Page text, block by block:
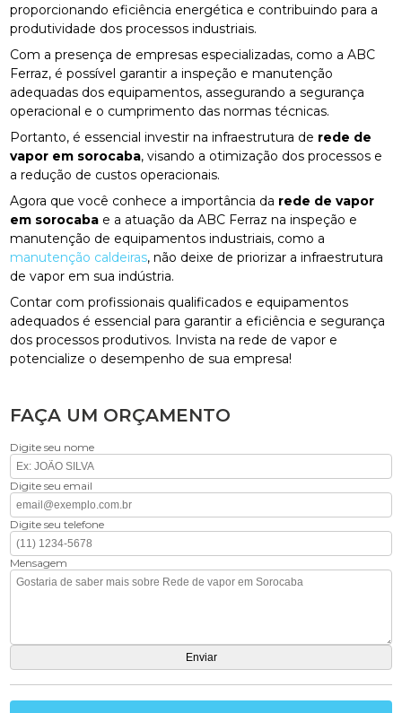
proporcionando eficiência energética e contribuindo para a
produtividade dos processos industriais.
Com a presença de empresas especializadas, como a ABC
Ferraz, é possível garantir a inspeção e manutenção
adequadas dos equipamentos, assegurando a segurança
operacional e o cumprimento das normas técnicas.
Portanto, é essencial investir na infraestrutura de rede de
vapor em sorocaba, visando a otimização dos processos e
a redução de custos operacionais.
Agora que você conhece a importância da rede de vapor
em sorocaba e a atuação da ABC Ferraz na inspeção e
manutenção de equipamentos industriais, como a
manutenção caldeiras, não deixe de priorizar a infraestrutura
de vapor em sua indústria.
Contar com profissionais qualificados e equipamentos
adequados é essencial para garantir a eficiência e segurança
dos processos produtivos. Invista na rede de vapor e
potencialize o desempenho de sua empresa!
FAÇA UM ORÇAMENTO
Digite seu nome
Digite seu email
Digite seu telefone
Mensagem